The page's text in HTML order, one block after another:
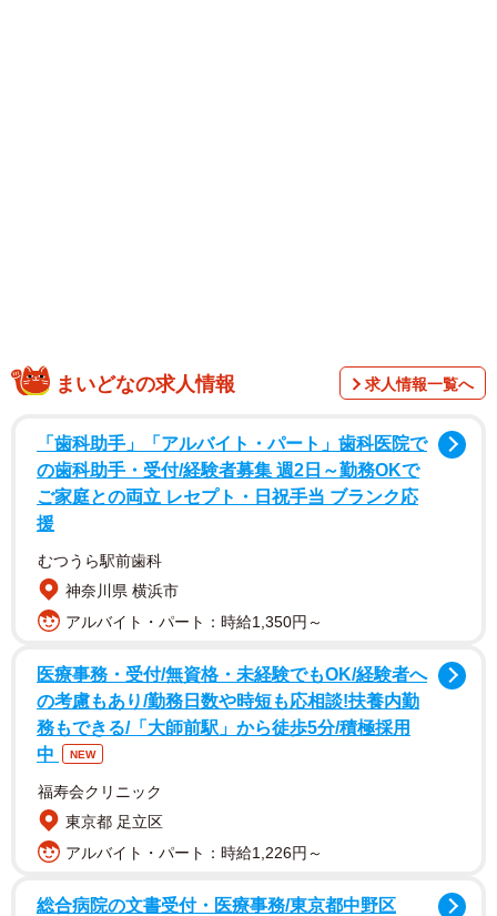
して、大人は悩んでいることもあるそうで…。
妻の様子がおかしい！
お正月を少し過ぎた頃。東京都在住のJ介さん(30代・会社
員)は、妻のT美さん(30代・パート)が自宅のリビングでうん
うんと唸っているのに気づきました。
「こわい…お年玉が怖い…」とつぶやきながら頭を抱え
て、なにやらただごとではなさそうです。J介さんがおそる
いとこの子にお年玉を渡したら…
T美さんは、ポツリポツリと語り始めました。
「この前、いとこの子に5000円ずつお年玉をあげたの。そ
したらね…“ウチだけたくさん貰っちゃったら申し訳ないか
まいどなの求人情報 求人情報一覧へ
「歯科助手」「アルバイト・パート」歯科医院で
の歯科助手・受付/経験者募集 週2日～勤務OKで
ご家庭との両立 レセプト・日祝手当 ブランク応
援
むつうら駅前歯科
神奈川県 横浜市
アルバイト・パート：時給1,350円～
医療事務・受付/無資格・未経験でもOK/経験者へ
の考慮もあり/勤務日数や時短も応相談!扶養内勤
務もできる/「大師前駅」から徒歩5分/積極採用
中
NEW
福寿会クリニック
東京都 足立区
アルバイト・パート：時給1,226円～
総合病院の文書受付・医療事務/東京都中野区